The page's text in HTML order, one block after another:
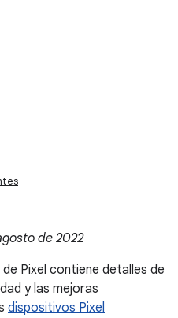
de 2022
Pixel contiene detalles de
y las mejoras
dispositivos Pixel